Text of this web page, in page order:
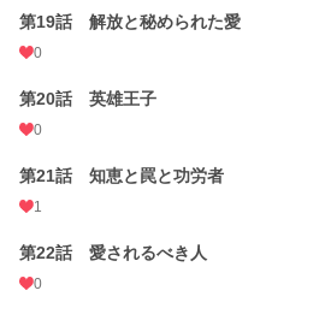
第19話 解放と秘められた愛
0
第20話 英雄王子
0
第21話 知恵と罠と功労者
1
第22話 愛されるべき人
0